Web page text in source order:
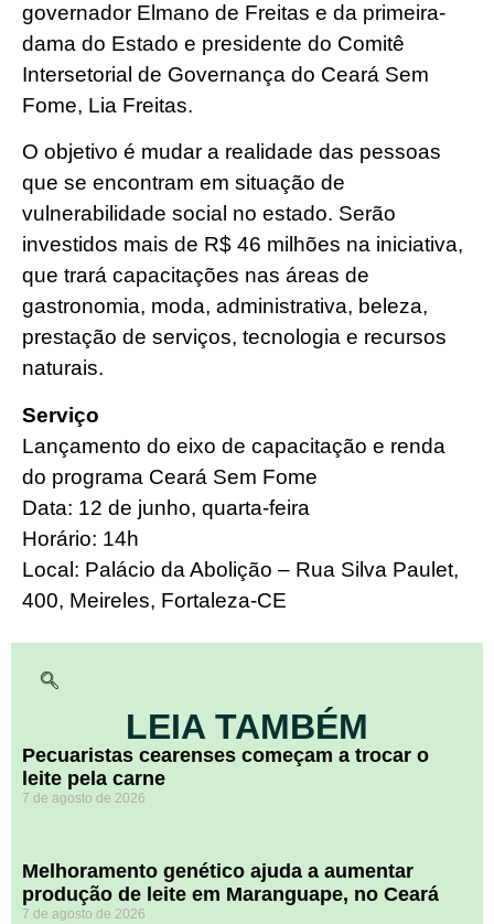
governador Elmano de Freitas e da primeira-
dama do Estado e presidente do Comitê
Intersetorial de Governança do Ceará Sem
Fome, Lia Freitas.
O objetivo é mudar a realidade das pessoas
que se encontram em situação de
vulnerabilidade social no estado. Serão
investidos mais de R$ 46 milhões na iniciativa,
que trará capacitações nas áreas de
gastronomia, moda, administrativa, beleza,
prestação de serviços, tecnologia e recursos
naturais.
Serviço
Lançamento do eixo de capacitação e renda
do programa Ceará Sem Fome
Data: 12 de junho, quarta-feira
Horário: 14h
Local: Palácio da Abolição – Rua Silva Paulet,
400, Meireles, Fortaleza-CE
LEIA TAMBÉM
Pecuaristas cearenses começam a trocar o
leite pela carne
7 de agosto de 2026
Melhoramento genético ajuda a aumentar
produção de leite em Maranguape, no Ceará
7 de agosto de 2026